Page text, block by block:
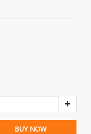
BUY NOW